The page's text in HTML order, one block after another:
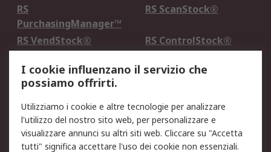
RS
PurchasingManager™
RS ScanStock®
RS VendStock®
RS ControlStock®
Legale
Informativa Cookie
Informativa Privacy -
Aggiornata
Email Security
Termini d'uso
I cookie influenzano il servizio che
possiamo offrirti.
Utilizziamo i cookie e altre tecnologie per analizzare
l'utilizzo del nostro sito web, per personalizzare e
visualizzare annunci su altri siti web. Cliccare su "Accetta
tutti" significa accettare l'uso dei cookie non essenziali.